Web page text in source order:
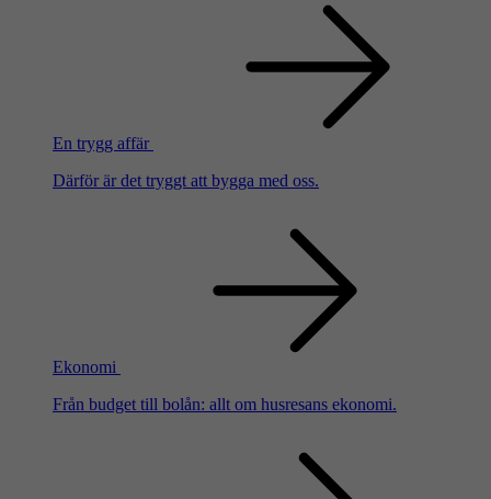
En trygg affär
Därför är det tryggt att bygga med oss.
Ekonomi
Från budget till bolån: allt om husresans ekonomi.